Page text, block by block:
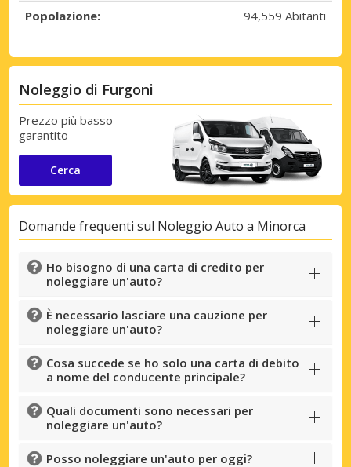
Sconti speciali
Accedi alle offerte esclusive dei nostri
fornitori
Popolazione: 94,559 Abitanti
Noleggio di Furgoni
Prezzo più basso
garantito
Cerca
Domande frequenti sul Noleggio Auto a Minorca
Ho bisogno di una carta di credito per
noleggiare un'auto?
È necessario lasciare una cauzione per
noleggiare un'auto?
Cosa succede se ho solo una carta di debito
a nome del conducente principale?
Quali documenti sono necessari per
noleggiare un'auto?
Posso noleggiare un'auto per oggi?